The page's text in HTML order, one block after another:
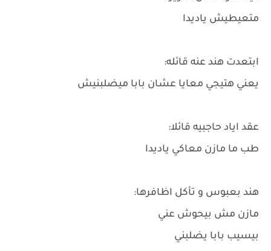
متعيطيش ياديدا
ابتعدت هند عنه قائله:
يعني هتيجي معايا عشان بابا ميضلبنيش
عقد اياد حاجبيه قائلا:
طب ما مازن معاكي ياديدا
هند بعبوس و تأكل اظافرها:
مازن مش بيحوش عني
بيسيب بابا يضلبني